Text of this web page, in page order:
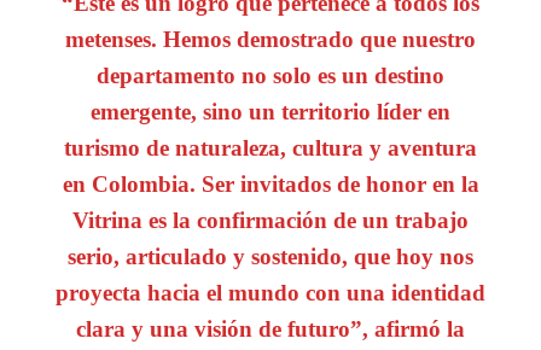
metenses. Hemos demostrado que nuestro
departamento no solo es un destino
emergente, sino un territorio líder en
turismo de naturaleza, cultura y aventura
en Colombia. Ser invitados de honor en la
Vitrina es la confirmación de un trabajo
serio, articulado y sostenido, que hoy nos
proyecta hacia el mundo con una identidad
clara y una visión de futuro”, afirmó la